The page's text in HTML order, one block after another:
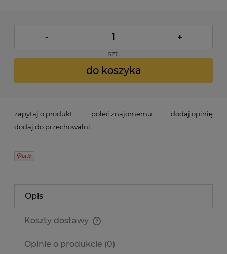
- +
szt.
do koszyka
zapytaj o produkt poleć znajomemu
dodaj opinię
dodaj do przechowalni
Opis
Koszty dostawy
Opinie o produkcie (0)